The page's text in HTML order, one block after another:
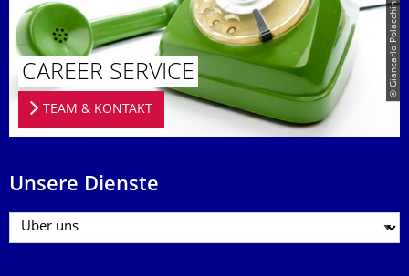
CAREER SERVICE
TEAM & KONTAKT
Unsere Dienste